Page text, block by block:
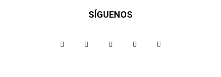
SÍGUENOS